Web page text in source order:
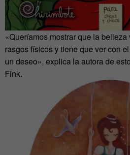
«Queríamos mostrar que la
rasgos físicos y tiene que ver con
un deseo», explica la autora de
Fink.